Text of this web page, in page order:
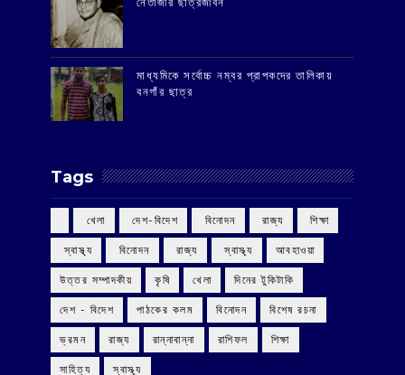
মাধ্যমিকে সর্বোচ্চ নম্বর প্রাপকদের তালিকায়
বনগাঁর ছাত্র
Tags
‌ খেলা ‌ দেশ-বিদেশ ‌ বিনোদন ‌ রাজ্য ‌ শিক্ষা
‌ স্বাস্থ্য ‌ বিনোদন ‌ রাজ্য ‌ স্বাস্থ্য আবহাওয়া
উত্তর সম্পাদকীয় কৃষি খেলা দিনের টুকিটাকি
দেশ - বিদেশ পাঠকের কলম বিনোদন বিশেষ রচনা
ভ্রমন রাজ্য রান্নাবান্না রাশিফল শিক্ষা
সাহিত্য স্বাস্থ্য